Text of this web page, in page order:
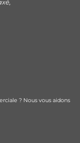
? Nous vous aidons